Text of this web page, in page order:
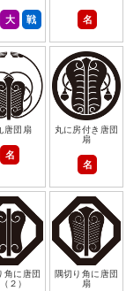
大 戦 名
唐団扇
名
丸に房付き唐団
扇
名
角に唐団
２）
隅切り角に唐団
扇